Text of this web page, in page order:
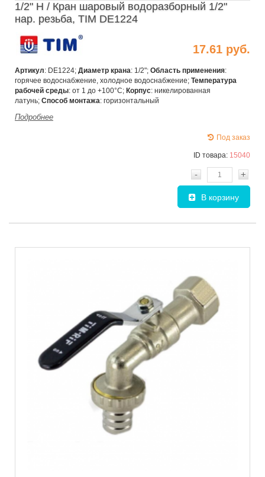
1/2" Н / Кран шаровый водоразборный 1/2"
нар. резьба, TIM DE1224
17.61 руб.
Артикул: DE1224; Диаметр крана: 1/2"; Область применения:
горячее водоснабжение, холодное водоснабжение; Температура
рабочей среды: от 1 до +100°С; Корпус: никелированная
латунь; Способ монтажа: горизонтальный
Подробнее
Под заказ
ID товара: 15040
- +
В корзину